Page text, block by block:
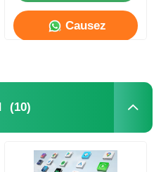
Causez
(10)